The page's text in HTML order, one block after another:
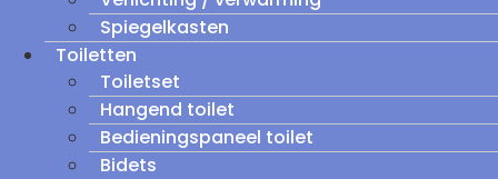
Spiegelkasten
Toiletten
Toiletset
Hangend toilet
Bedieningspaneel toilet
Bidets